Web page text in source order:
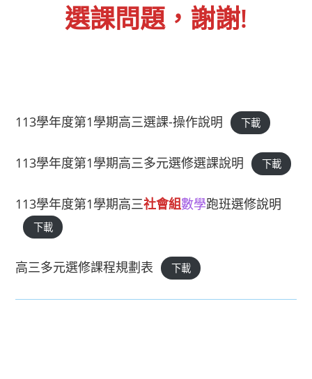
選課問題，謝謝!
113學年度第1學期高三選課-操作說明 下載
113學年度第1學期高三多元選修選課說明 下載
113學年度第1學期高三社會組數學跑班選修說明
下載
高三多元選修課程規劃表 下載